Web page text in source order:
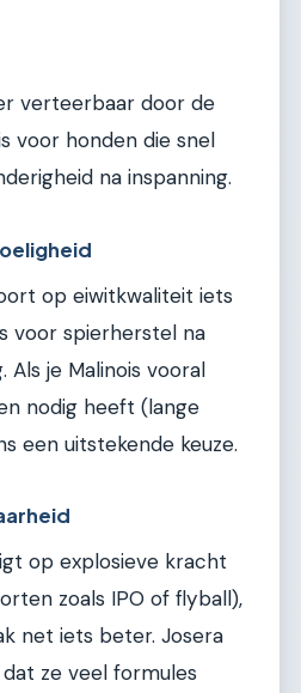
verteerbaar door de
voor honden die snel
na inspanning.
op eiwitkwaliteit iets
voor spierherstel na
Als je Malinois vooral
nodig heeft (lange
een uitstekende keuze.
op explosieve kracht
zoals IPO of flyball),
net iets beter. Josera
ze veel formules